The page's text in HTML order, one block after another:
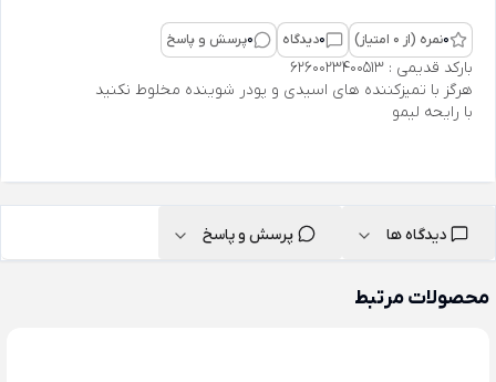
0نمره (از 0 امتیاز) 0دیدگاه 0پرسش و پاسخ
بارکد قدیمی : 6260023400513
هرگز با تمیزکننده های اسیدی و پودر شوینده مخلوط نکنید
با رایحه لیمو
دیدگاه ها پرسش و پاسخ
محصولات مرتبط